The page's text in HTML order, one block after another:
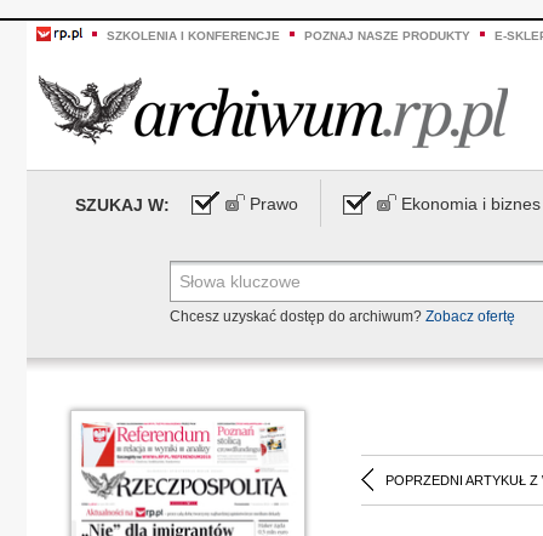
SZKOLENIA I KONFERENCJE POZNAJ NASZE PRODUKTY E-
SZUKAJ W: Prawo Ekonomia i biznes
Chcesz uzyskać dostęp do archiwum? Zobacz ofertę
POPRZEDNI ARTYKUŁ Z